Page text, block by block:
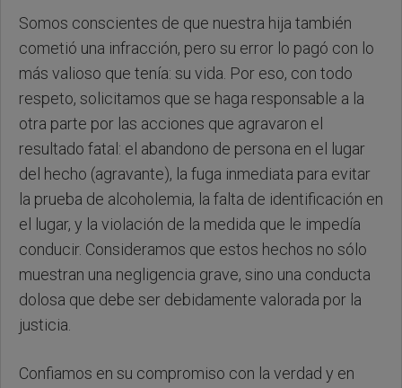
Somos conscientes de que nuestra hija también
cometió una infracción, pero su error lo pagó con lo
más valioso que tenía: su vida. Por eso, con todo
respeto, solicitamos que se haga responsable a la
otra parte por las acciones que agravaron el
resultado fatal: el abandono de persona en el lugar
del hecho (agravante), la fuga inmediata para evitar
la prueba de alcoholemia, la falta de identificación en
el lugar, y la violación de la medida que le impedía
conducir. Consideramos que estos hechos no sólo
muestran una negligencia grave, sino una conducta
dolosa que debe ser debidamente valorada por la
justicia.
Confiamos en su compromiso con la verdad y en